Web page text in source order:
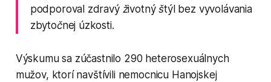
podporoval zdravý životný štýl bez vyvolávania
zbytočnej úzkosti.
Výskumu sa zúčastnilo 290 heterosexuálnych
mužov, ktorí navštívili nemocnicu Hanojskej